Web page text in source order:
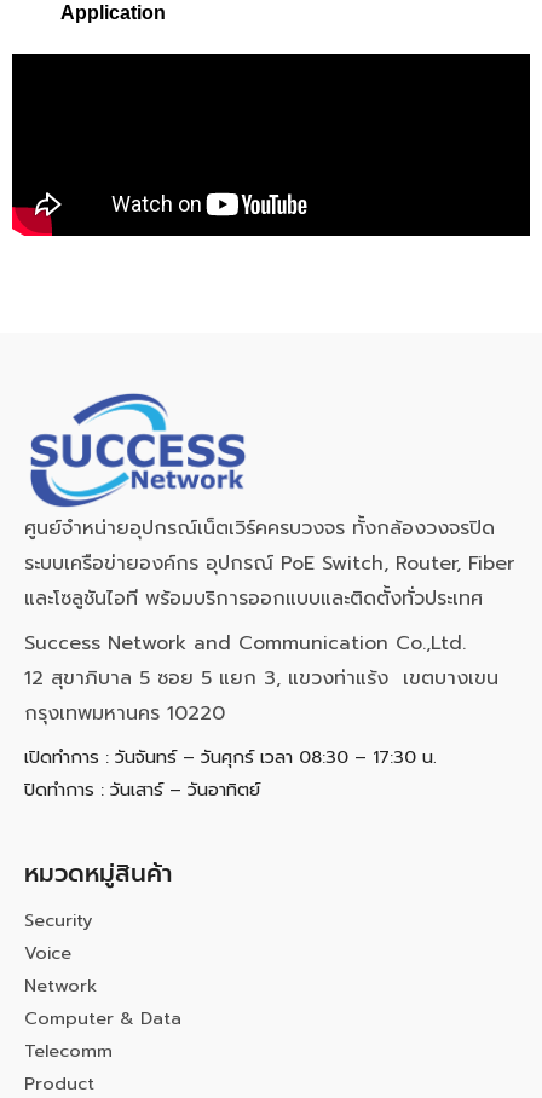
Application
ศูนย์จำหน่ายอุปกรณ์เน็ตเวิร์คครบวงจร ทั้งกล้องวงจรปิด
ระบบเครือข่ายองค์กร อุปกรณ์ PoE Switch, Router, Fiber
และโซลูชันไอที พร้อมบริการออกแบบและติดตั้งทั่วประเทศ
Success Network and Communication Co.,Ltd.
12 สุขาภิบาล 5 ซอย 5 แยก 3, แขวงท่าแร้ง เขตบางเขน
กรุงเทพมหานคร 10220
เปิดทำการ : วันจันทร์ – วันศุกร์ เวลา 08:30 – 17:30 น.
ปิดทำการ : วันเสาร์ – วันอาทิตย์
หมวดหมู่สินค้า
Security
Voice
Network
Computer & Data
Telecomm
Product